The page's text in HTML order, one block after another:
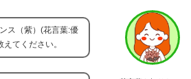
ス（紫）(花言葉:優
てください。